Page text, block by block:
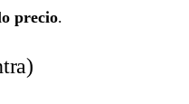
precio.